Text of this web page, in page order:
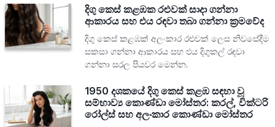
දිගු කෙස් කළඹක රළුවක් සාදා ගන්නා
ආකාරය සහ එය රඳවා තබා ගන්නා ක්‍රමවේද
දිගු කෙස් කළඹක් අලංකාර රළුවක් ලෙස නිවසේදීම
සකසා ගන්නා ආකාරය සහ එය දිගුකල් රඳවා
ගන්නා සරල පියවර මෙන්න.
1950 දශකයේ දිගු කෙස් කළඹ සඳහා වූ
සම්භාව්‍ය කොණ්ඩා මෝස්තර: කරල්, වික්ටරි
රෝල්ස් සහ අලංකාර කොණ්ඩා මෝස්තර